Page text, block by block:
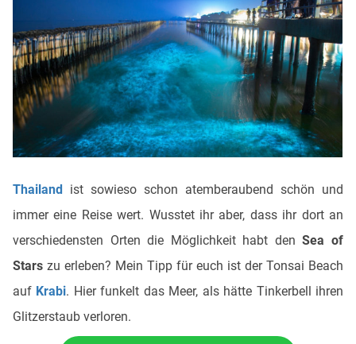
Thailand ist sowieso schon atemberaubend schön und
immer eine Reise wert. Wusstet ihr aber, dass ihr dort an
verschiedensten Orten die Möglichkeit habt denSea of
Stars zu erleben? Mein Tipp für euch ist der Tonsai Beach
auf Krabi. Hier funkelt das Meer, als hätte Tinkerbell ihren
Glitzerstaub verloren.